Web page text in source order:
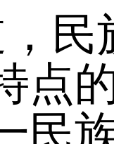
民
点
民